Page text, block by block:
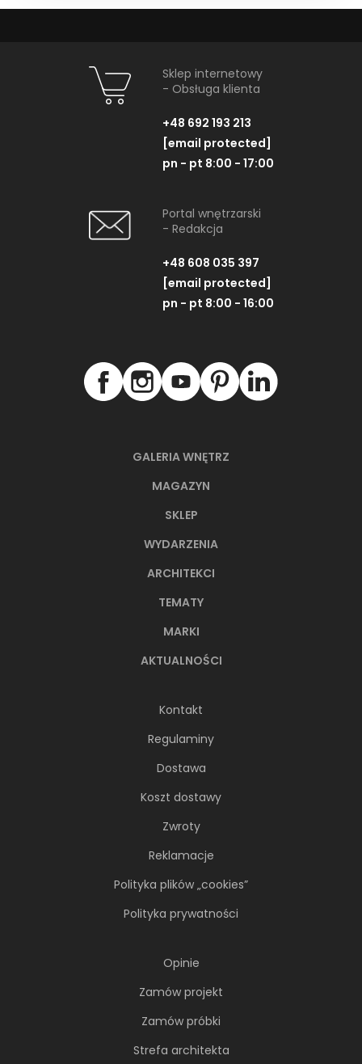
GALERIA WNĘTRZ
MAGAZYN
SKLEP
WYDARZENIA
ARCHITEKCI
TEMATY
MARKI
AKTUALNOŚCI
Kontakt
Regulaminy
Dostawa
Koszt dostawy
Zwroty
Reklamacje
Polityka plików „cookies”
Polityka prywatności
Opinie
Zamów projekt
Zamów próbki
Strefa architekta
Sklep internetowy
- Obsługa klienta
+48 692 193 213
[email protected]
pn - pt 8:00 - 17:00
Portal wnętrzarski
- Redakcja
+48 608 035 397
[email protected]
pn - pt 8:00 - 16:00